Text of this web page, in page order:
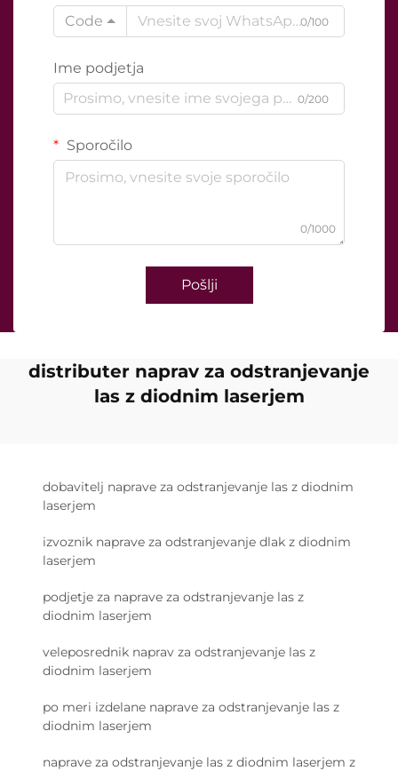
Code
0/100
Ime podjetja
0/200
Sporočilo
0/1000
Pošlji
distributer naprav za odstranjevanje
las z diodnim laserjem
dobavitelj naprave za odstranjevanje las z diodnim
laserjem
izvoznik naprave za odstranjevanje dlak z diodnim
laserjem
podjetje za naprave za odstranjevanje las z
diodnim laserjem
veleposrednik naprav za odstranjevanje las z
diodnim laserjem
po meri izdelane naprave za odstranjevanje las z
diodnim laserjem
naprave za odstranjevanje las z diodnim laserjem z